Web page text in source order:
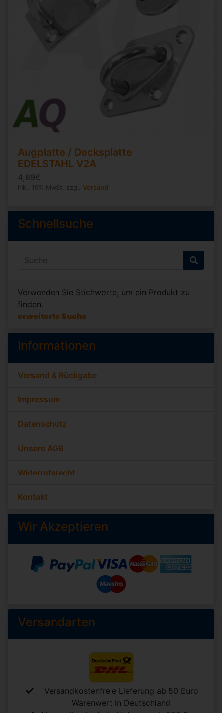
Augplatte / Decksplatte
EDELSTAHL V2A
4,89€
inkl. 19% MwSt. zzgl. Versand
Schnellsuche
Verwenden Sie Stichworte, um ein Produkt zu
finden.
erweiterte Suche
Informationen
Versand & Rückgabe
Impressum
Datenschutz
Unsere AGB
Widerrufsrecht
Kontakt
Wir Akzeptieren
Versandarten
Versandkostenfreie Lieferung ab 50 Euro
Warenwert in Deutschland